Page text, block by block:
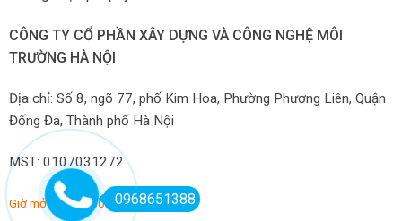
CÔNG TY CỔ PHẦN XÂY DỰNG VÀ CÔNG NGHỆ MÔI
TRƯỜNG HÀ NỘI
Địa chỉ: Số 8, ngõ 77, phố Kim Hoa, Phường Phương Liên, Quận
Đống Đa, Thành phố Hà Nội
MST: 0107031272
Giờ mở hàng: 7:00-22:00 hàng ngày
0968651388